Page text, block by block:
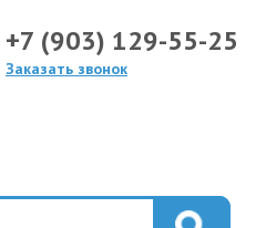
+7 (903) 129-55-25
Заказать звонок